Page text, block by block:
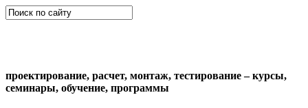
проектирование, расчет, монтаж, тестирование – курсы,
семинары, обучение, программы